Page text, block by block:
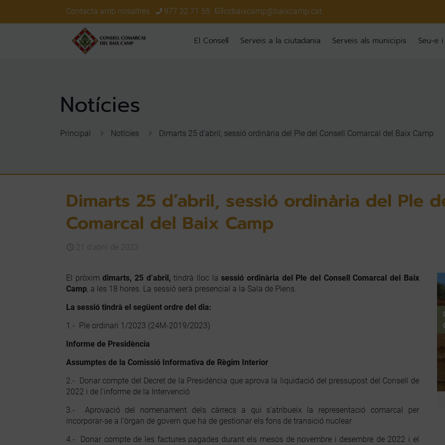
Contacta amb nosaltres 977 32 71 55 ccbaixcamp@baixcamp.cat
El Consell Serveis a la ciutadania Serveis als municipis Seu-e
Principal Notícies Dimarts 25 d’abril, sessió ordinària del Ple del Consell Comarcal del Baix Camp
Dimarts 25 d’abril, sessió ordinària del Ple
Comarcal del Baix Camp
21 d'abril de 2023
El pròximdimarts, 25 d’abril, tindrà lloc lasessió ordinària del Ple del Consell Comarcal del Baix
Camp, a les 18 hores. La sessió serà presencial a la Sala de Plens.
La sessió tindrà el següent ordre del dia:
1.- Ple ordinari 1/2023 (24M-2019/2023)
Informe de Presidència
Assumptes de la Comissió Informativa de Règim Interior
2.- Donar compte del Decret de la Presidència que aprova la liquidació del pressupost del Consell de
2022 i de l'informe de la Intervenció
3.- Aprovació del nomenament dels càrrecs a qui s'atribueix la representació comarcal per
incorporar-se a l'òrgan de govern que ha de gestionar els fons de transició nuclear
4.- Donar compte de les factures pagades durant els mesos de novembre i desembre de 2022 i el